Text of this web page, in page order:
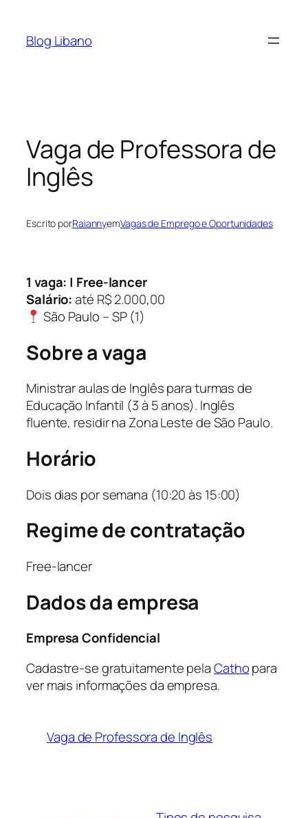
Blog Libano
Vaga de Professora de
Inglês
Escrito porRaiannyemVagas de Emprego e Oportunidades
1 vaga: | Free-lancer
Salário:até R$ 2.000,00
São Paulo – SP (1)
Sobre a vaga
Ministrar aulas de Inglês para turmas de
Educação Infantil (3 à 5 anos). Inglês
fluente, residir na Zona Leste de São Paulo.
Horário
Dois dias por semana (10:20 às 15:00)
Regime de contratação
Free-lancer
Dados da empresa
Empresa Confidencial
Cadastre-se gratuitamente pelaCathopara
ver mais informações da empresa.
Vaga de Professora de Inglês